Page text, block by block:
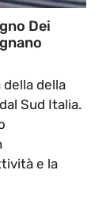
Dei
della della
Sud Italia.
e la